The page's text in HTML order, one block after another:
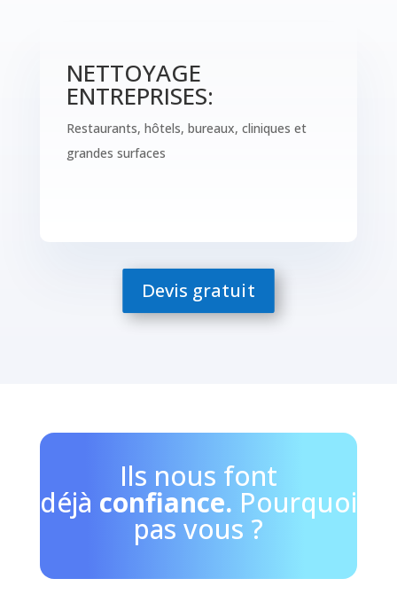
NETTOYAGE
ENTREPRISES:
Restaurants, hôtels, bureaux, cliniques et
grandes surfaces
Devis gratuit
Ils nous font
déjà confiance. Pourquoi
pas vous ?